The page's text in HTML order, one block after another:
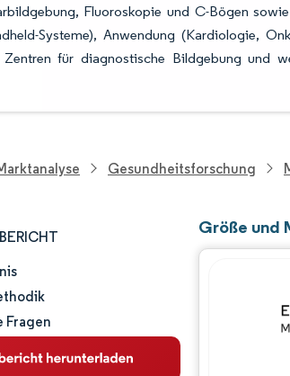
Fluoroskopie und C-Bögen
Systeme), Anwendung (Kardiologie,
Zentren für diagnostische Bildgebung und
Gesundheitsforschung
-anteil
Fragen
Größe und